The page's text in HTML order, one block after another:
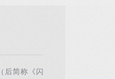
简称《闪